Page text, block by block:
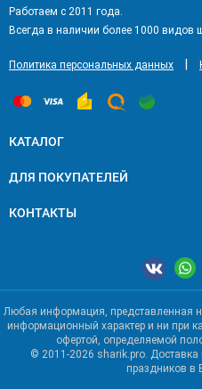
Работаем с 2011 года.
Всегда в наличии более 1000 видов
Политика персональных данных
КАТАЛОГ
ДЛЯ ПОКУПАТЕЛЕЙ
КОНТАКТЫ
Любая информация, представленная
информационный характер и ни при
офертой, определяемой
© 2011-2026 sharik.pro.
праздников в